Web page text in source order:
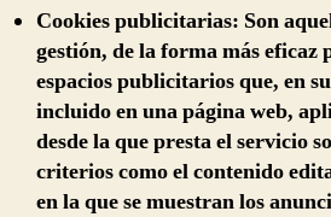
Cookies publicitarias: Son
gestión, de la forma más eficaz
espacios publicitarios que, en
incluido en una página web,
desde la que presta el servicio
criterios como el contenido
en la que se muestran los